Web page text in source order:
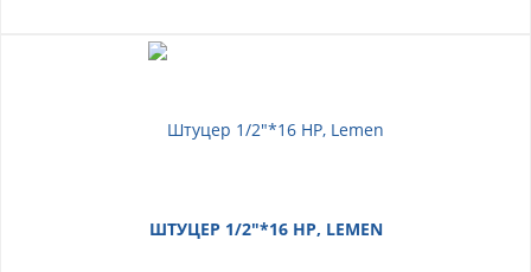
ШТУЦЕР 1/2"*16 НР, LEMEN